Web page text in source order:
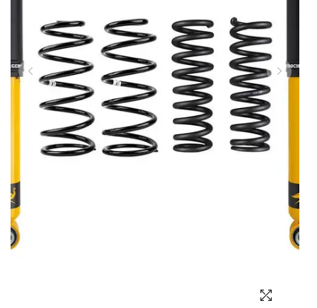
КОНТАКТЫ
Войти
Выбор языка
Выбор валюты